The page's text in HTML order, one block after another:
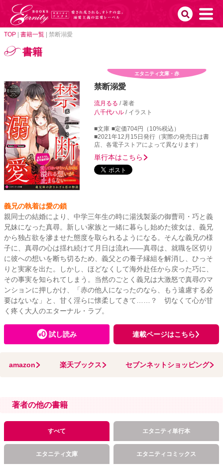
TOP 書籍一覧 禁断溺愛
書籍
エタニティ文庫・赤
禁断溺愛
流月るる/ 著者
八千代ハル / イラスト
■文庫 ■定価704円（10%税込）
■2021年12月15日発行（実際の発売日は書
店、各電子ストアによって異なります）
単行本はこちら
義兄の執着は愛の鎖
親同士の結婚により、中学三年生の時に湯浅製薬の御曹司・巧と義
兄妹になった真尋。新しい家族と一緒に暮らし始めた彼女は、義兄
から独占欲を滲ませた態度を取られるようになる。そんな義兄の様
子に、真尋の心は揺れ続けて月日は流れ――真尋は、就職を区切り
に彼への想いを断ち切るため、義父との養子縁組を解消し、ひっそ
りと実家を出た。しかし、ほどなくして海外赴任から戻った巧に、
その事実を知られてしまう。当然のごとく義兄は大激怒で真尋のマ
ンションに押しかけ、「赤の他人になったのなら、もう遠慮する必
要はないな」と、甘く淫らに懐柔してきて……？ 切なくて心が甘
く疼く大人のエターナル・ラブ。
試し読み 連載ページはこちら
amazon 楽天ブックス セブンネットショッピング
著者の他の書籍
すべて エタニティ単行本
エタニティ文庫 エタニティコミックス